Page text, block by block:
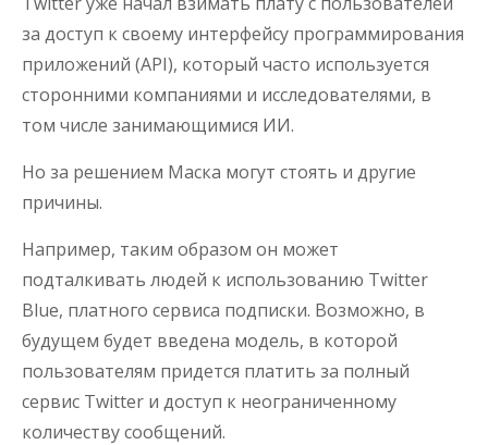
за доступ к своему интерфейсу программирования
приложений (API), который часто используется
сторонними компаниями и исследователями, в
том числе занимающимися ИИ.
Но за решением Маска могут стоять и другие
причины.
Например, таким образом он может
подталкивать людей к использованию Twitter
Blue, платного сервиса подписки. Возможно, в
будущем будет введена модель, в которой
пользователям придется платить за полный
сервис Twitter и доступ к неограниченному
количеству сообщений.